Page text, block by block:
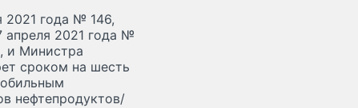
2021 года № 146,
апреля 2021 года №
и Министра
сроком на шесть
нефтепродуктов/